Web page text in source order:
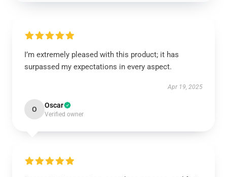
I’m extremely pleased with this product; it has
surpassed my expectations in every aspect.
Apr 19, 2025
O Oscar
Verified owner